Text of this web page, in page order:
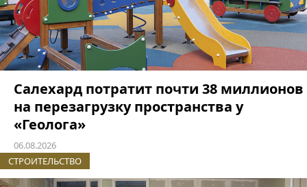
Салехард потратит почти 38 миллионов
на перезагрузку пространства у
«Геолога»
06.08.2026
СТРОИТЕЛЬСТВО